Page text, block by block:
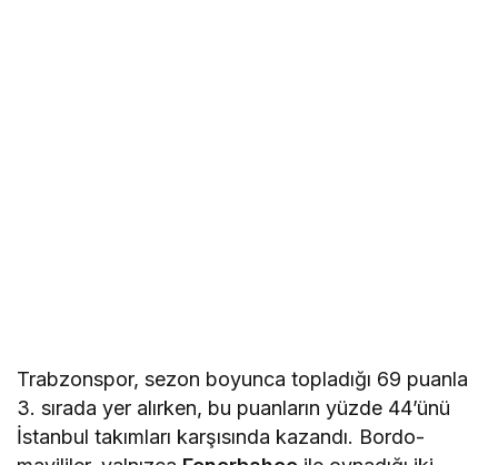
Trabzonspor, sezon boyunca topladığı 69 puanla
3. sırada yer alırken, bu puanların yüzde 44’ünü
İstanbul takımları karşısında kazandı. Bordo-